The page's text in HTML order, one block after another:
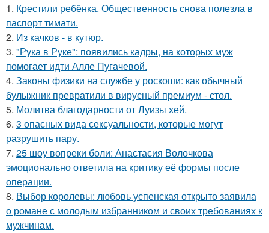
1. Крестили ребёнка. Общественность снова полезла в
паспорт тимати.
2. Из качков - в кутюр.
3. "Рука в Руке": появились кадры, на которых муж
помогает идти Алле Пугачевой.
4. Законы физики на службе у роскоши: как обычный
булыжник превратили в вирусный премиум - стол.
5. Молитва благодарности от Луизы хей.
6. 3 опасных вида сексуальности, которые могут
разрушить пару.
7. 25 шоу вопреки боли: Анастасия Волочкова
эмоционально ответила на критику её формы после
операции.
8. Выбор королевы: любовь успенская открыто заявила
о романе с молодым избранником и своих требованиях к
мужчинам.